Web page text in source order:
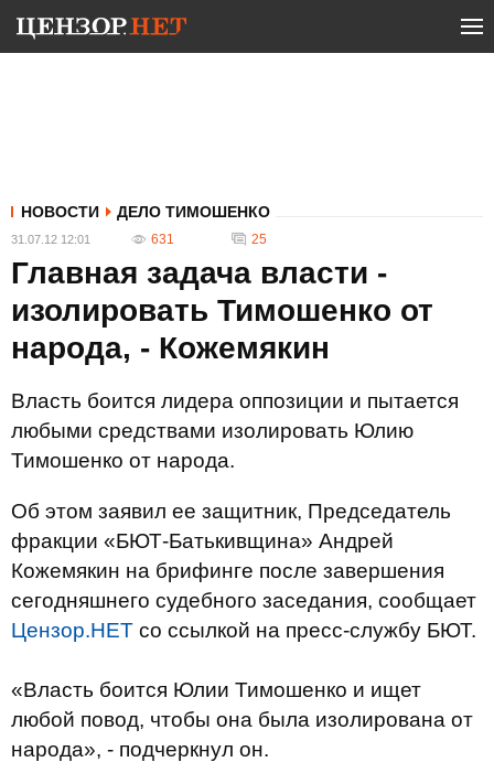
НОВОСТИ ДЕЛО ТИМОШЕНКО
31.07.12 12:01 631 25
Главная задача власти -
изолировать Тимошенко от
народа, - Кожемякин
Власть боится лидера оппозиции и пытается
любыми средствами изолировать Юлию
Тимошенко от народа.
Об этом заявил ее защитник, Председатель
фракции «БЮТ-Батькивщина» Андрей
Кожемякин на брифинге после завершения
сегодняшнего судебного заседания, сообщает
Цензор.НЕТ со ссылкой на пресс-службу БЮТ.
«Власть боится Юлии Тимошенко и ищет
любой повод, чтобы она была изолирована от
народа», - подчеркнул он.